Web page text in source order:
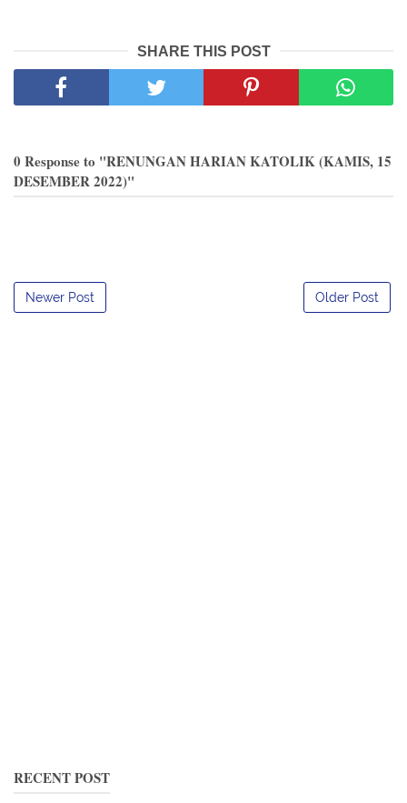
SHARE THIS POST
0 Response to "RENUNGAN HARIAN KATOLIK (KAMIS, 15
DESEMBER 2022)"
Newer Post Older Post
RECENT POST